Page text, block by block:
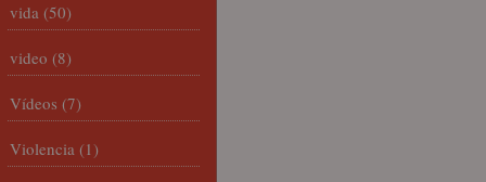
vida (50)
video (8)
Vídeos (7)
Violencia (1)